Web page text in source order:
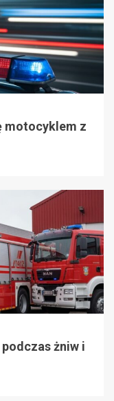
motocyklem z
żniw i